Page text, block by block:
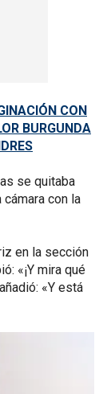
CON
BURGUNDA
se quitaba
con la
en la sección
«¡Y mira qué
«Y está